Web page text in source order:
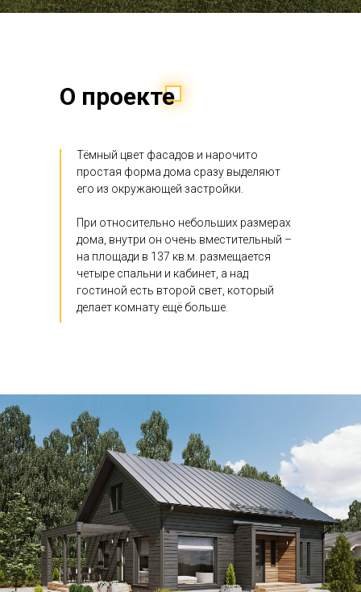
О проекте
Тёмный цвет фасадов и нарочито
простая форма дома сразу выделяют
его из окружающей застройки.
При относительно небольших размерах
дома, внутри он очень вместительный –
на площади в 137 кв.м. размещается
четыре спальни и кабинет, а над
гостиной есть второй свет, который
делает комнату ещё больше.